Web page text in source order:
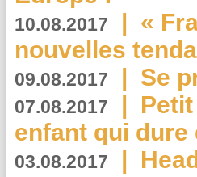
10.08.2017 | «
nouvelles
09.08.2017 | Se
07.08.2017 |
enfant qui dure
03.08.2017 |